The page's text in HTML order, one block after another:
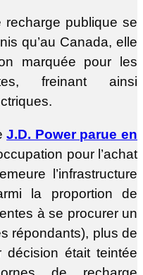
recharge publique se
qu’au Canada, elle
marquée pour les
freinant ainsi
J.D. Power parue en
pour l’achat
l’infrastructure
la proportion de
à se procurer un
répondants), plus de
décision était teintée